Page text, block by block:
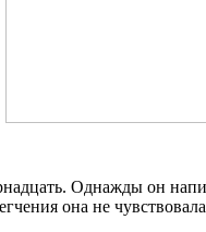
Однажды он
она не